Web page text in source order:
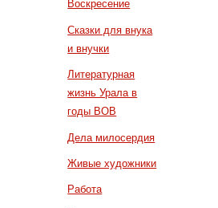
Воскресение
Сказки для внука
и внучки
Литературная
жизнь Урала в
годы ВОВ
Дела милосердия
Живые художники
Работа